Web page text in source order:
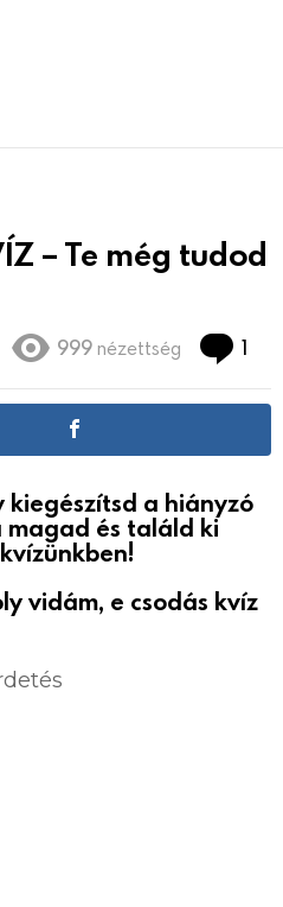
– Te még tudod
999 nézettség 1
a hiányzó
magad és találd ki
vidám, e csodás kvíz